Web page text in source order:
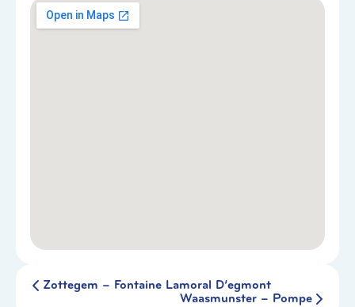
Zottegem – Fontaine Lamoral D’egmont
Waasmunster – Pompe